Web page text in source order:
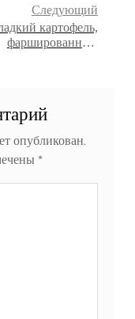
Следующий
картофель,
фаршированный
опубликован.
*